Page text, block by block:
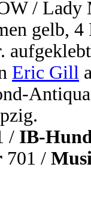
/ Lady
gelb,
Eric Gill
/ IB-
701 /